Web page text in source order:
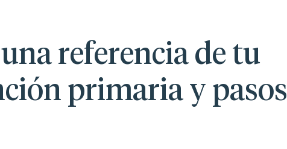
referencia de tu
primaria y pasos